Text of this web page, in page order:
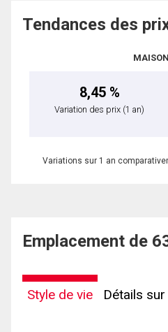
Tendances des
8,45 %
Variation des prix (1 an)
Variations sur 1 an
Emplacement de
Style de vie Détails